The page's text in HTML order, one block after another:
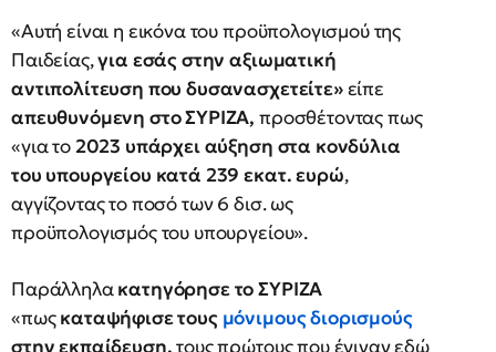
«Αυτή είναι η εικόνα του προϋπολογισμού της
Παιδείας,για εσάς στην αξιωματική
αντιπολίτευση που δυσανασχετείτε»είπε
απευθυνόμενη στο ΣΥΡΙΖΑ, προσθέτοντας πως
«για το2023 υπάρχει αύξηση στα κονδύλια
του υπουργείου κατά 239 εκατ. ευρώ,
αγγίζοντας το ποσό των 6 δισ. ως
προϋπολογισμός του υπουργείου».
Παράλληλακατηγόρησε το ΣΥΡΙΖΑ
«πωςκαταψήφισε τους μόνιμους διορισμούς
στην εκπαίδευση,τους πρώτους που έγιναν εδώ